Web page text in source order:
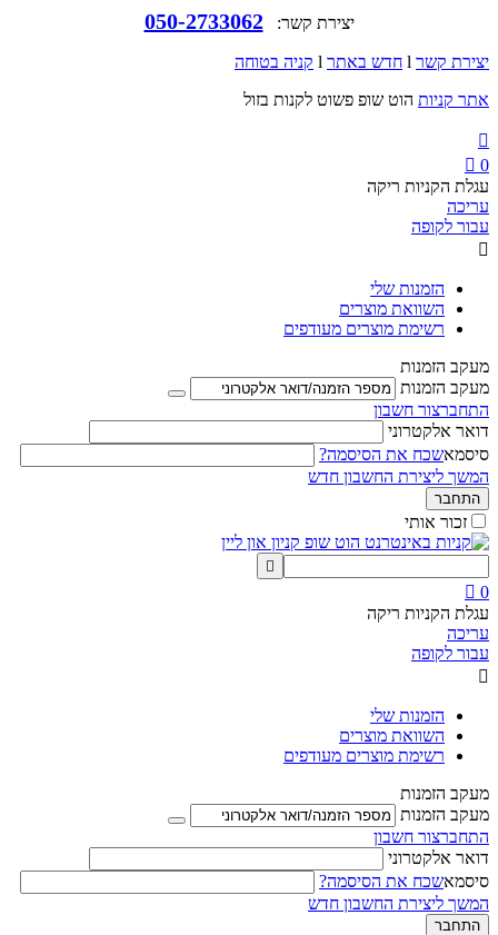
יצירת קשר: 050-2733062
יצירת קשר חדש באתר
קניה בטוחה
אתר קניות הוט שופ פשוט לקנות בזול

0

עגלת הקניות ריקה
עריכה
עבור לקופה

הזמנות שלי
השוואת מוצרים
רשימת מוצרים מעודפים
מעקב הזמנות
מעקב הזמנות
התחברצור חשבון
דואר אלקטרוני
סיסמאשכח את הסיסמה?
המשך ליצירת החשבון חדש
התחבר
זכור אותי

0

עגלת הקניות ריקה
עריכה
עבור לקופה

הזמנות שלי
השוואת מוצרים
רשימת מוצרים מעודפים
מעקב הזמנות
מעקב הזמנות
התחברצור חשבון
דואר אלקטרוני
סיסמאשכח את הסיסמה?
המשך ליצירת החשבון חדש
התחבר